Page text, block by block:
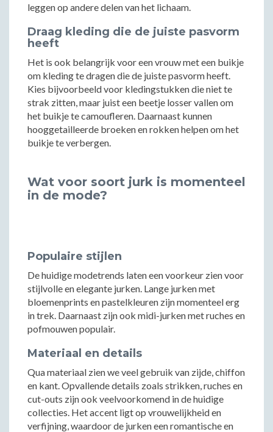
leggen op andere delen van het lichaam.
Draag kleding die de juiste pasvorm
heeft
Het is ook belangrijk voor een vrouw met een buikje
om kleding te dragen die de juiste pasvorm heeft.
Kies bijvoorbeeld voor kledingstukken die niet te
strak zitten, maar juist een beetje losser vallen om
het buikje te camoufleren. Daarnaast kunnen
hooggetailleerde broeken en rokken helpen om het
buikje te verbergen.
Wat voor soort jurk is momenteel
in de mode?
Populaire stijlen
De huidige modetrends laten een voorkeur zien voor
stijlvolle en elegante jurken. Lange jurken met
bloemenprints en pastelkleuren zijn momenteel erg
in trek. Daarnaast zijn ook midi-jurken met ruches en
pofmouwen populair.
Materiaal en details
Qua materiaal zien we veel gebruik van zijde, chiffon
en kant. Opvallende details zoals strikken, ruches en
cut-outs zijn ook veelvoorkomend in de huidige
collecties. Het accent ligt op vrouwelijkheid en
verfijning, waardoor de jurken een romantische en